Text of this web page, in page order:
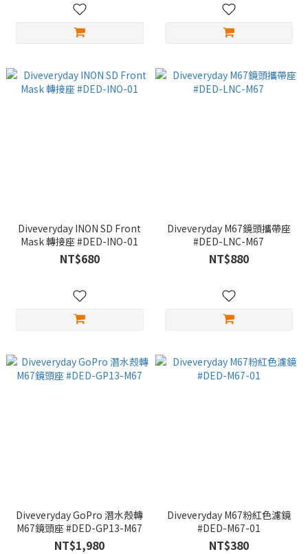
Diveveryday INON SD Front
Mask 轉接座 #DED-INO-01
NT$680
Diveveryday M67鏡頭攜帶座
#DED-LNC-M67
NT$880
Diveveryday GoPro 潛水殼轉
M67鏡頭座 #DED-GP13-M67
NT$1,980
Diveveryday M67粉紅色濾鏡
#DED-M67-01
NT$380